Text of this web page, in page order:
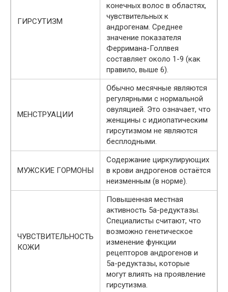
ГИРСУТИЗМ
конечных волос в областях,
чувствительных к
андрогенам. Среднее
значение показателя
Ферримана-Голлвея
составляет около 1-9 (как
правило, выше 6).
МЕНСТРУАЦИИ
Обычно месячные являются
регулярными с нормальной
овуляцией. Это означает, что
женщины с идиопатическим
гирсутизмом не являются
бесплодными.
МУЖСКИЕ ГОРМОНЫ
Содержание циркулирующих
в крови андрогенов остаётся
неизменным (в норме).
ЧУВСТВИТЕЛЬНОСТЬ
КОЖИ
Повышенная местная
активность 5а-редуктазы.
Специалисты считают, что
возможно генетическое
изменение функции
рецепторов андрогенов и
5а-редуктазы, которые
могут влиять на проявление
гирсутизма.